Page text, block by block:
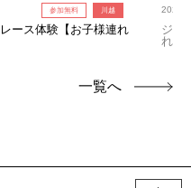
参加無料 川越
ース体験【お子様連れ
ジャ
れ限
一覧へ